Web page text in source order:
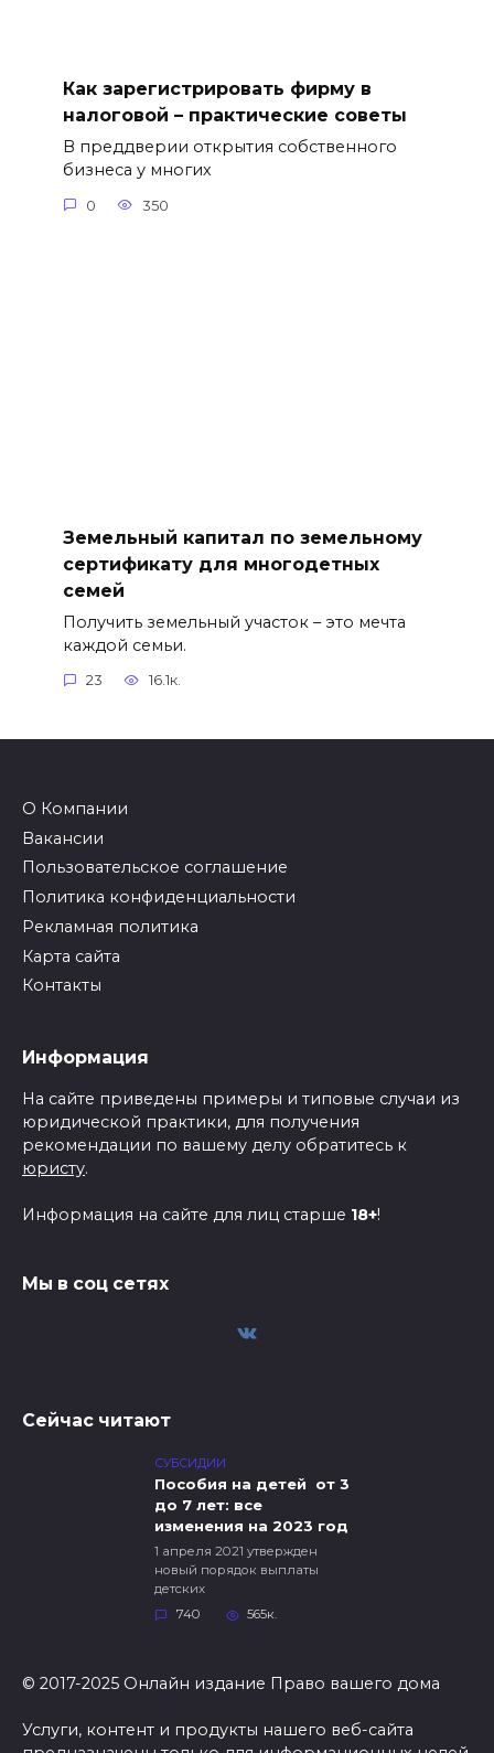
Как зарегистрировать фирму в
налоговой – практические советы
В преддверии открытия собственного
бизнеса у многих
0 350
Земельный капитал по земельному
сертификату для многодетных
семей
Получить земельный участок – это мечта
каждой семьи.
23 16.1к.
О Компании
Вакансии
Пользовательское соглашение
Политика конфиденциальности
Рекламная политика
Карта сайта
Контакты
Информация
На сайте приведены примеры и типовые случаи из
юридической практики, для получения
рекомендации по вашему делу обратитесь к
юристу.
Информация на сайте для лиц старше 18+!
Мы в соц сетях
Сейчас читают
СУБСИДИИ
Пособия на детей от 3
до 7 лет: все
изменения на 2023 год
1 апреля 2021 утвержден
новый порядок выплаты
детских
740
565к.
© 2017-2025 Онлайн издание Право вашего дома
Услуги, контент и продукты нашего веб-сайта